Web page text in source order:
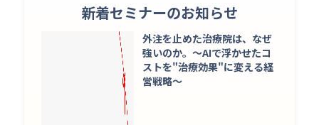
新着セミナーのお知らせ
外注を止めた治療院は、なぜ
強いのか。〜AIで浮かせたコ
ストを"治療効果"に変える経
営戦略〜